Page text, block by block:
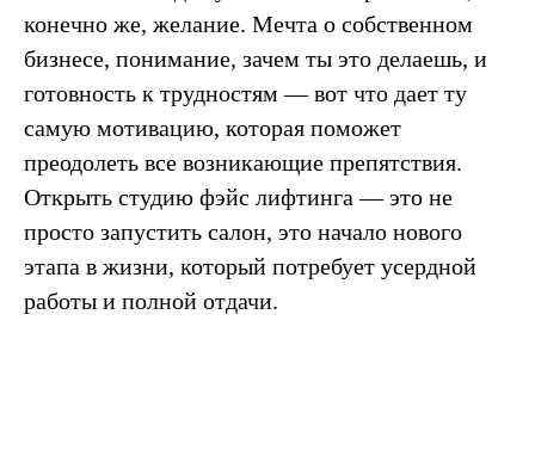
конечно же, желание. Мечта о собственном
бизнесе, понимание, зачем ты это делаешь, и
готовность к трудностям — вот что дает ту
самую мотивацию, которая поможет
преодолеть все возникающие препятствия.
Открыть студию фэйс лифтинга — это не
просто запустить салон, это начало нового
этапа в жизни, который потребует усердной
работы и полной отдачи.